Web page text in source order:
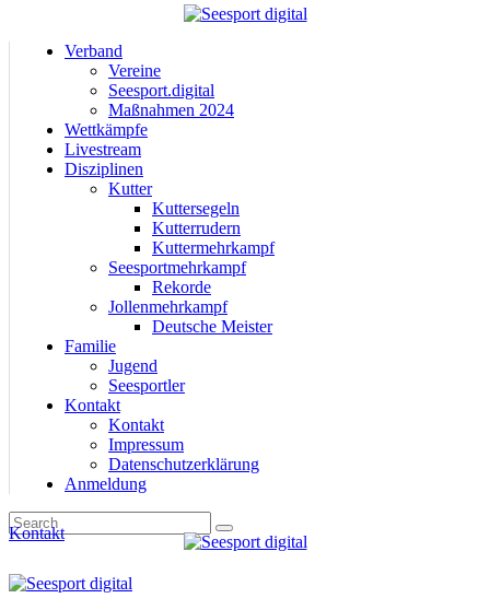
Verband
Vereine
Seesport.digital
Maßnahmen 2024
Wettkämpfe
Livestream
Disziplinen
Kutter
Kuttersegeln
Kutterrudern
Kuttermehrkampf
Seesportmehrkampf
Rekorde
Jollenmehrkampf
Deutsche Meister
Familie
Jugend
Seesportler
Kontakt
Kontakt
Impressum
Datenschutzerklärung
Anmeldung
Kontakt